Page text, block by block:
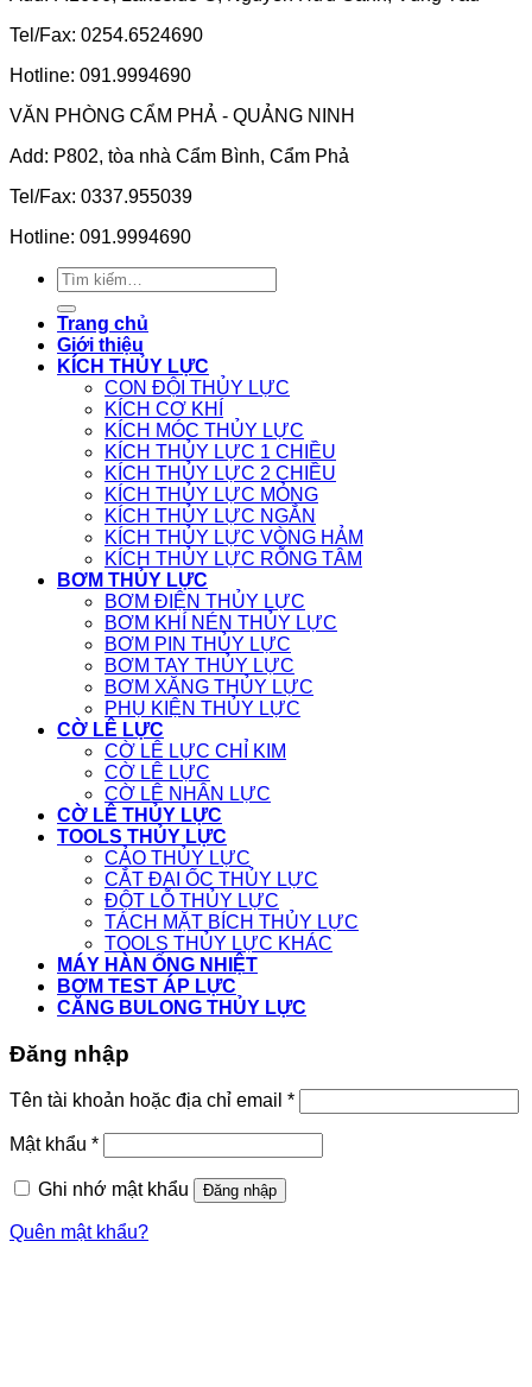
Tel/Fax: 0254.6524690
Hotline: 091.9994690
VĂN PHÒNG CẨM PHẢ - QUẢNG NINH
Add: P802, tòa nhà Cẩm Bình, Cẩm Phả
Tel/Fax: 0337.955039
Hotline: 091.9994690
Tìm
kiếm:
Trang chủ
Giới thiệu
KÍCH THỦY LỰC
CON ĐỘI THỦY LỰC
KÍCH CƠ KHÍ
KÍCH MÓC THỦY LỰC
KÍCH THỦY LỰC 1 CHIỀU
KÍCH THỦY LỰC 2 CHIỀU
KÍCH THỦY LỰC MỎNG
KÍCH THỦY LỰC NGẮN
KÍCH THỦY LỰC VÒNG HẢM
KÍCH THỦY LỰC RỖNG TÂM
BƠM THỦY LỰC
BƠM ĐIỆN THỦY LỰC
BƠM KHÍ NÉN THỦY LỰC
BƠM PIN THỦY LỰC
BƠM TAY THỦY LỰC
BƠM XĂNG THỦY LỰC
PHỤ KIỆN THỦY LỰC
CỜ LÊ LỰC
CỜ LÊ LỰC CHỈ KIM
CỜ LÊ LỰC
CỜ LÊ NHÂN LỰC
CỜ LÊ THỦY LỰC
TOOLS THỦY LỰC
CẢO THỦY LỰC
CẮT ĐAI ỐC THỦY LỰC
ĐỘT LỖ THỦY LỰC
TÁCH MẶT BÍCH THỦY LỰC
TOOLS THỦY LỰC KHÁC
MÁY HÀN ỐNG NHIỆT
BƠM TEST ÁP LỰC
CĂNG BULONG THỦY LỰC
Đăng nhập
Tên tài khoản hoặc địa chỉ email *
Mật khẩu *
Ghi nhớ mật khẩu Đăng nhập
Quên mật khẩu?